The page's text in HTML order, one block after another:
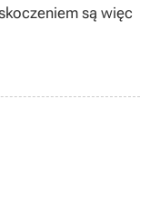
są więc